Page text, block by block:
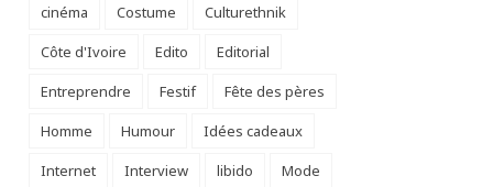
cinéma
Costume
Culturethnik
Côte d'Ivoire
Edito
Editorial
Entreprendre
Festif
Fête des pères
Homme
Humour
Idées cadeaux
Internet
Interview libido
Mode